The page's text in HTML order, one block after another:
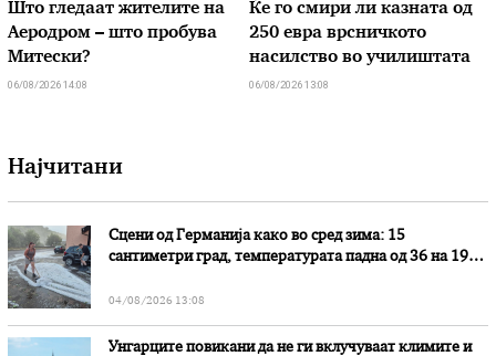
Што гледаат жителите на
Аеродром – што пробува
Митески?
06/08/2026 14:08
Ќе го смири ли казната од
250 евра врсничкото
насилство во училиштата
06/08/2026 13:08
Најчитани
Сцени од Германија како во сред зима: 15
сантиметри град, температурата падна од 36 на 19
04/08/2026 13:08
Унгарците повикани да не ги вклучуваат климите и